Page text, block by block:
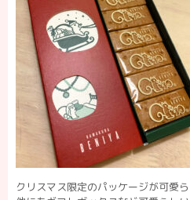
クリスマス限定のパッケージが可愛